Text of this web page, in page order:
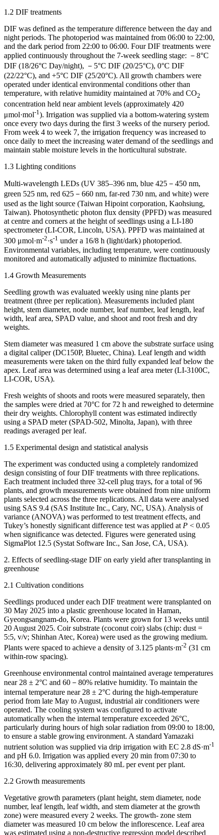
1.2 DIF treatments
DIF was defined as the temperature difference between the day and
night periods. The photoperiod was maintained from 06:00 to 22:00,
and the dark period from 22:00 to 06:00. Four DIF treatments were
applied continuously throughout the 7-week seedling stage: －8°C
DIF (18/26°C Day/night), －5°C DIF (20/25°C), 0°C DIF
(22/22°C), and +5°C DIF (25/20°C). All growth chambers were
operated under identical environmental conditions other than
temperature, with relative humidity maintained at 70% and CO2
concentration held near ambient levels (approximately 420
μmol·mol-1). Irrigation was supplied via a bottom-watering system
once every two days during the first 3 weeks of the nursery period.
From week 4 to week 7, the irrigation frequency was increased to
once daily to meet the increasing water demand of the seedlings and
maintain stable moisture levels in the horticultural substrate.
1.3 Lighting conditions
Multi-wavelength LEDs (UV 385–396 nm, blue 425－450 nm,
green 525 nm, red 625－660 nm, far-red 730 nm, and white) were
used as the light source (Taiwan Hipoint corporation, Kaohsiung,
Taiwan). Photosynthetic photon flux density (PPFD) was measured
at centre and corners at the height of seedlings using a LI-180
spectrometer (LI-COR, Lincoln, USA). PPFD was maintained at
300 μmol·m-2·s-1 under a 16/8 h (light/dark) photoperiod.
Environmental variables, including temperature, were continuously
monitored and automatically adjusted to minimize fluctuations.
1.4 Growth Measurements
Seedling growth was evaluated weekly using nine plants per
treatment (three per replication). Measurements included plant
height, stem diameter, node number, leaf number, leaf length, leaf
width, leaf area, SPAD value, and shoot and root fresh and dry
weights.
Stem diameter was measured 1 cm above the substrate surface using
a digital caliper (DC150P, Bluetec, China). Leaf length and width
measurements were taken on the third fully expanded leaf below the
apex. Leaf area was determined using a leaf area meter (LI-3100C,
LI-COR, USA).
Fresh weights of shoots and roots were measured separately, then
the samples were dried at 70°C for 72 h and reweighed to determine
their dry weights. Chlorophyll content was estimated indirectly
using a SPAD meter (SPAD‑502, Minolta, Japan), with three
readings averaged per leaf.
1.5 Experimental design and statistical analysis
The experiment was conducted using a completely randomized
design consisting of four DIF treatments with three replications.
Each treatment included three 32-cell plug trays, for a total of 96
plants, and growth measurements were obtained from nine uniform
plants selected across the three replications. All data were analysed
using SAS 9.4 (SAS Institute Inc., Cary, NC, USA). Analysis of
variance (ANOVA) was performed to test treatment effects, and
Tukey’s honestly significant difference test was applied at P < 0.05
when significance was detected. Figures were generated using
SigmaPlot 12.5 (Systat Software Inc., San Jose, CA, USA).
2. Effects of seedling-stage DIF on early yield after transplanting in
greenhouse
2.1 Cultivation conditions
Seedlings produced under each DIF treatment were transplanted on
30 May 2025 into a plastic greenhouse located in Haman,
Gyeongsangnam-do, Korea. Plants were grown for 13 weeks until
20 August 2025. Coir substrate (coconut coir) slabs (chip: dust =
5:5, v/v; Shinhan Atec, Korea) were used as the growing medium.
Plants were spaced to achieve a density of 3.125 plants·m-2 (31 cm
within-row spacing).
Greenhouse environmental control maintained average temperatures
near 28 ± 2°C and 60－80% relative humidity. To maintain the
internal temperature near 28 ± 2°C during the high-temperature
period from late May to August, industrial air conditioners were
operated. The cooling system was configured to activate
automatically when the internal temperature exceeded 26°C,
particularly during hours of high solar radiation from 09:00 to 18:00,
to ensure a stable growing environment. A standard Yamazaki
nutrient solution was supplied via drip irrigation with EC 2.8 dS·m-1
and pH 6.0. Irrigation was applied every 20 min from 07:30 to
16:30, delivering approximately 80 mL per event per plant.
2.2 Growth measurements
Vegetative growth parameters (plant height, stem diameter, node
number, leaf length, leaf width, and stem diameter at the growth
zone) were measured every 2 weeks. The growth- zone stem
diameter was measured 10 cm below the inflorescence. Leaf area
was estimated using a non-destructive regression model described